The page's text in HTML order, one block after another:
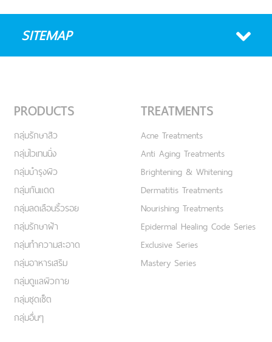
SITEMAP
PRODUCTS
กลุ่มรักษาสิว
กลุ่มไวเทนนิ่ง
กลุ่มบำรุงผิว
กลุ่มกันแดด
กลุ่มลดเลือนริ้วรอย
กลุ่มรักษาฝ้า
กลุ่มทำความสะอาด
กลุ่มอาหารเสริม
กลุ่มดูแลผิวกาย
กลุ่มชุดเซ็ต
กลุ่มอื่นๆ
TREATMENTS
Acne Treatments
Anti Aging Treatments
Brightening & Whitening
Dermatitis Treatments
Nourishing Treatments
Epidermal Healing Code Series
Exclusive Series
Mastery Series